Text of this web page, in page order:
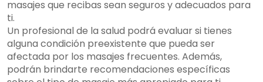
masajes que recibas sean seguros y adecuados para
ti.
Un profesional de la salud podrá evaluar si tienes
alguna condición preexistente que pueda ser
afectada por los masajes frecuentes. Además,
podrán brindarte recomendaciones específicas